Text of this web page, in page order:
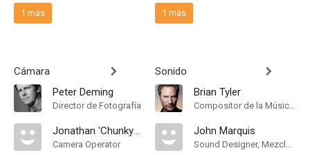
1 más
Cámara
Peter Deming
Director de Fotografía
Jonathan 'Chunky' Richmond
Camera Operator
1 más
Sonido
Brian Tyler
Compositor de la Música Original
John Marquis
Sound Designer, Mezclador de Re-Grabación de Sonido